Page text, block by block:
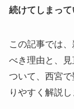
続けてしまっ
この記事では
べき理由と、
ついて、西宮
りやすく解説し